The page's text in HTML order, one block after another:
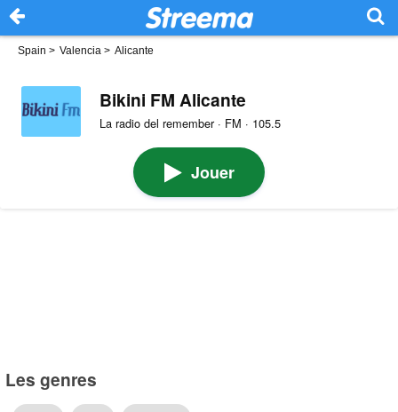
Spain > Valencia > Alicante
Bikini FM Alicante
La radio del remember · FM · 105.5
Jouer
Les genres